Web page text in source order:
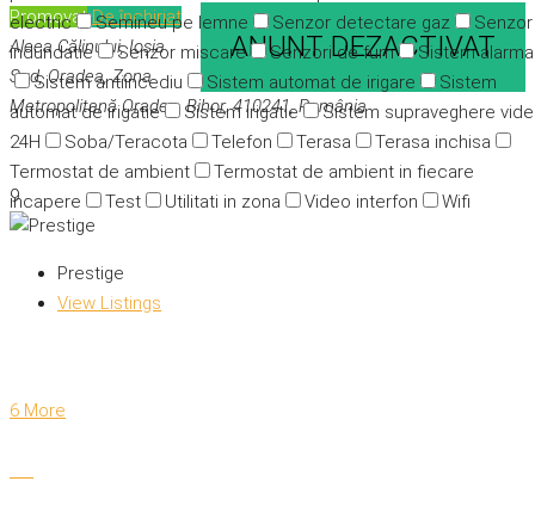
electric
Semineu pe lemne Senzor detectare gaz
Senzor
indundatie
Senzor miscare Senzori de fum
Sistem alarma
Sistem antiincediu
Sistem automat de irigare
Sistem
automat de irigatie
Sistem irigatie
Sistem supraveghere
24H
Soba/Teracota Telefon Terasa
Terasa inchisa
Termostat de ambient
Termostat de ambient in fiecare
incapere
Test Utilitati in zona Video interfon Wifi
PromovatDe închiriat
ANUNT DEZACTIVAT
Aleea Călinului, Ioșia
Sud, Oradea, Zona
Metropolitană Oradea, Bihor, 410241, România
9
Prestige
View Listings
6 More